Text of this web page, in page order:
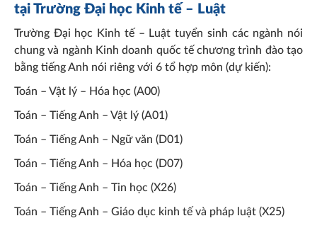
tại Trường Đại học Kinh tế – Luật
Trường Đại học Kinh tế – Luật tuyển sinh các ngành nói
chung và ngành Kinh doanh quốc tế chương trình đào tạo
bằng tiếng Anh nói riêng với 6 tổ hợp môn (dự kiến):
Toán – Vật lý – Hóa học (A00)
Toán – Tiếng Anh – Vật lý (A01)
Toán – Tiếng Anh – Ngữ văn (D01)
Toán – Tiếng Anh – Hóa học (D07)
Toán – Tiếng Anh – Tin học (X26)
Toán – Tiếng Anh – Giáo dục kinh tế và pháp luật (X25)